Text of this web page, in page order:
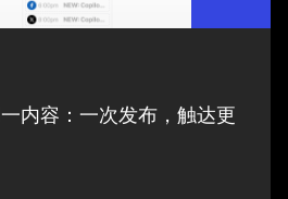
内容：一次发布，触达更